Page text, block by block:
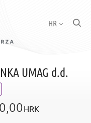
HR
UMAG d.d.
HRK